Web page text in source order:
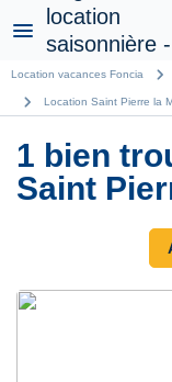
Menu
Location vacances Foncia chevron_right
chevron_right Location Saint Pierre la
1 bien
Saint